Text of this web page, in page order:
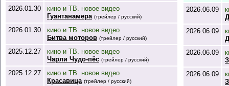
2026.01.30
кино и ТВ. новое видео
Гуантанамера (трейлер / русский)
2026.01.30
кино и ТВ. новое видео
Битва моторов (трейлер / русский)
2025.12.27
кино и ТВ. новое видео
Чарли Чудо-пёс (трейлер / русский)
2025.12.27
кино и ТВ. новое видео
Красавица (трейлер / русский)
2026.06.09
2026.06.09
2026.06.09
2026.06.09